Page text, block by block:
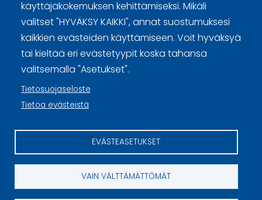
käyttäjäkokemuksen kehittämiseksi. Mikäli
valitset "HYVÄKSY KAIKKI", annat suostumuksesi
kaikkien evästeiden käyttämiseen. Voit hyväksyä
tai kieltää eri evästetyypit koska tahansa
valitsemalla "Asetukset".
Tietosuojaseloste
Tietoa evästeistä
EVÄSTEASETUKSET
VAIN VÄLTTÄMÄTTÖMÄT
Evästeasetukset